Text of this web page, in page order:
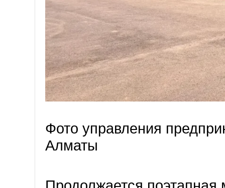
Фото управления
Алматы